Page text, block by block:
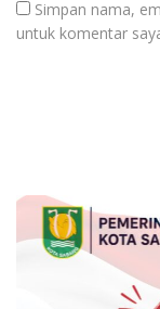
Simpan nama,
untuk komentar